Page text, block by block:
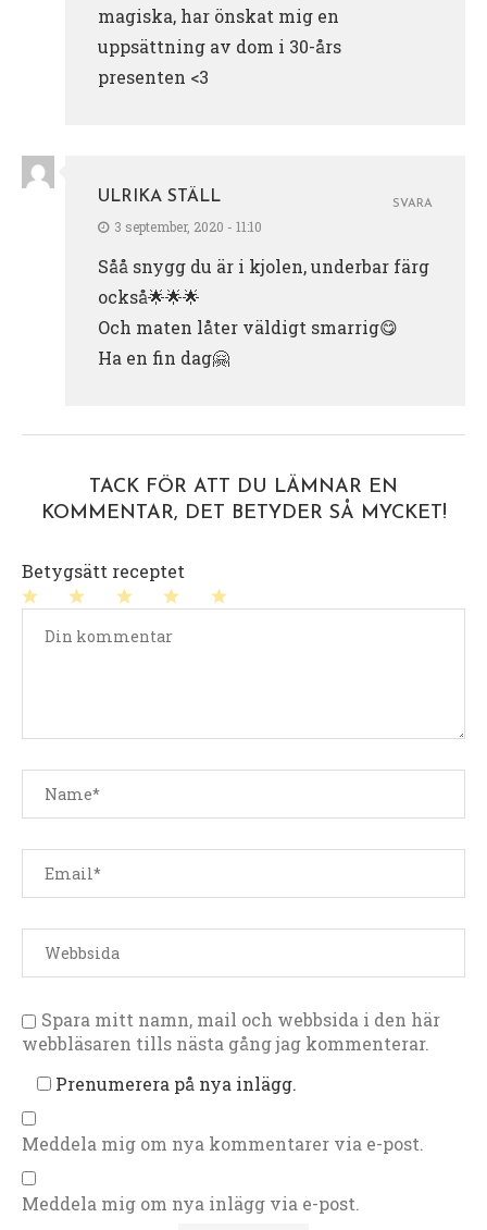
magiska, har önskat mig en
uppsättning av dom i 30-års
presenten <3
ULRIKA STÄLL
3 september, 2020 - 11:10
Såå snygg du är i kjolen, underbar färg
också🌟🌟🌟
Och maten låter väldigt smarrig😋
Ha en fin dag🤗
SVARA
TACK FÖR ATT DU LÄMNAR EN
KOMMENTAR, DET BETYDER SÅ MYCKET!
Betygsätt receptet
stjärnor
stjärnor
stjärnor
stjärna
Spara mitt namn, mail och webbsida i den här
webbläsaren tills nästa gång jag kommenterar.
Prenumerera på nya inlägg.
Meddela mig om nya kommentarer via e-post.
Meddela mig om nya inlägg via e-post.